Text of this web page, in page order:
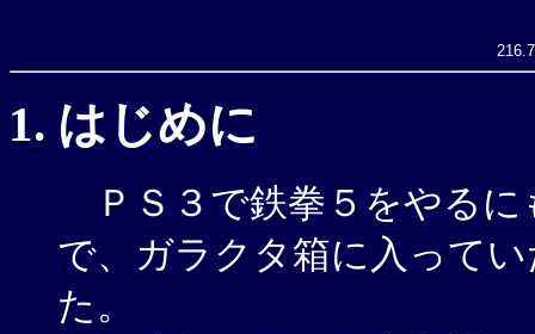
はじめに
ＰＳ３で鉄拳５をやるに
で、ガラクタ箱に入って
た。